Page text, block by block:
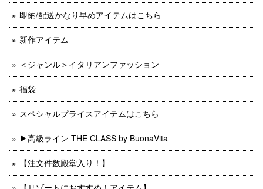
即納/配送かなり早めアイテムはこちら
新作アイテム
＜ジャンル＞イタリアンファッション
福袋
スペシャルプライスアイテムはこちら
▶︎高級ライン THE CLASS by BuonaVita
【注文件数殿堂入り！】